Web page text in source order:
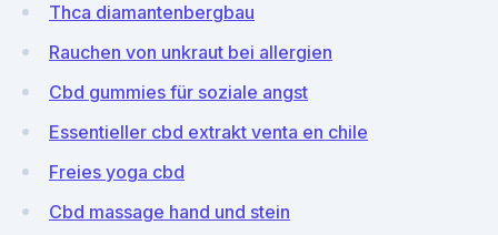
Thca diamantenbergbau
Rauchen von unkraut bei allergien
Cbd gummies für soziale angst
Essentieller cbd extrakt venta en chile
Freies yoga cbd
Cbd massage hand und stein